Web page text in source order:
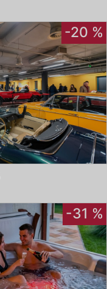
-20 %
-31 %